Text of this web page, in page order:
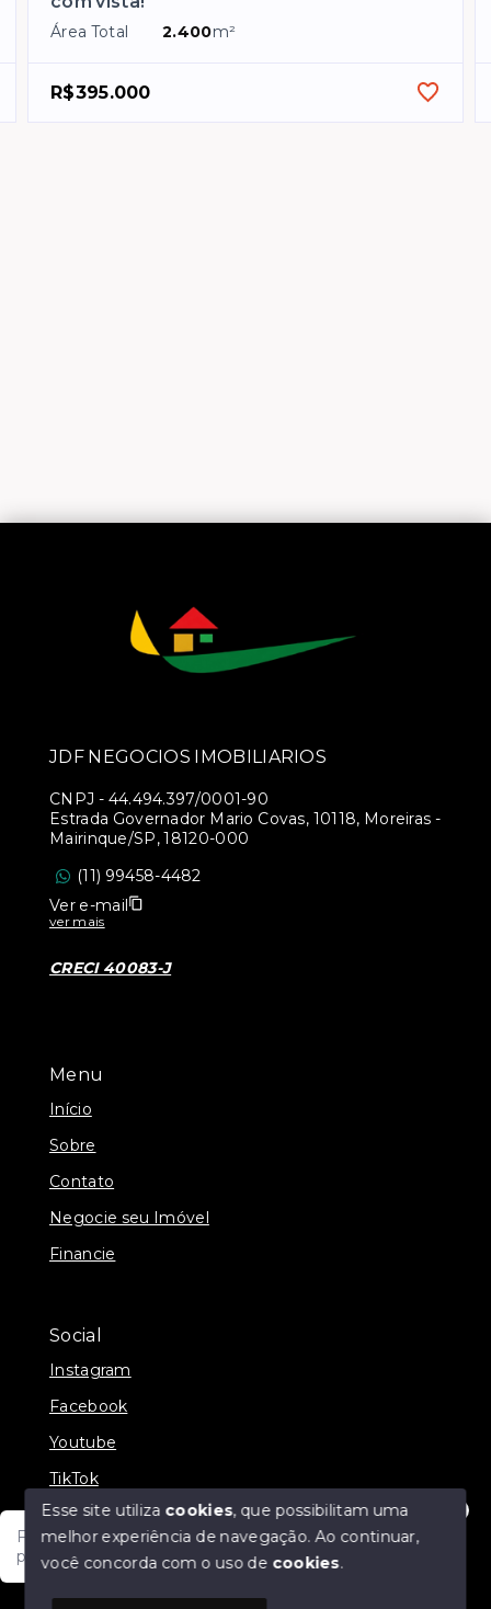
Área Total 2.400m²
R$395.000
Fale com um de nossos consultores! Estamos
prontos para atende-lo e orienta-lo!
Menu
Início
Sobre
Contato
Negocie seu Imóvel
Financie
Social
Instagram
Facebook
Youtube
TikTok
© Copyright 2026 - JDF NEGOCIOS IMOBILIARIOS -
JDF NEGOCIOS IMOBILIARIOS
CNPJ - 44.494.397/0001-90
Estrada Governador Mario Covas, 10118, Moreiras -
Mairinque/SP, 18120-000
(11) 99458-4482
Ver e-mail
ver mais
CRECI 40083-J
Esse site utiliza cookies, que possibilitam uma
melhor experiência de navegação.Ao continuar,
você concorda com o uso de cookies.